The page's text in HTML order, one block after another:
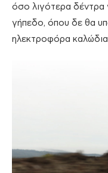
όσο λιγότερα δέντρα
γήπεδο, όπου δε θα
ηλεκτροφόρα